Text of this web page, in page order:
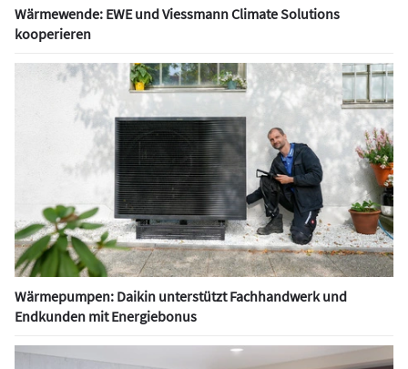
Wärmewende: EWE und Viessmann Climate Solutions
kooperieren
Wärmepumpen: Daikin unterstützt Fachhandwerk und
Endkunden mit Energiebonus